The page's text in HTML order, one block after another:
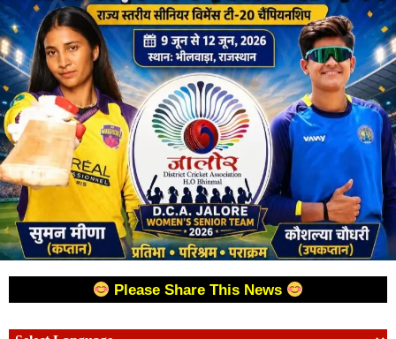
Please Share This News